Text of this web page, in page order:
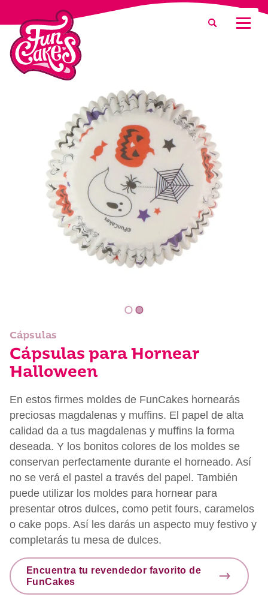
¿Qué estás buscando?
Buscar
Cápsulas
Cápsulas para Hornear
Halloween
En estos firmes moldes de FunCakes hornearás
preciosas magdalenas y muffins. El papel de alta
calidad da a tus magdalenas y muffins la forma
deseada. Y los bonitos colores de los moldes se
conservan perfectamente durante el horneado. Así
no se verá el pastel a través del papel. También
puede utilizar los moldes para hornear para
presentar otros dulces, como petit fours, caramelos
o cake pops. Así les darás un aspecto muy festivo y
completarás tu mesa de dulces.
Encuentra tu revendedor favorito de
FunCakes